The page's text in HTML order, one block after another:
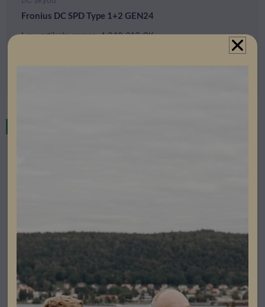
Fronius DC SPD Type 1+2 GEN24
Lev. artikelnummer: 4.240.313.CK
DC Skydd